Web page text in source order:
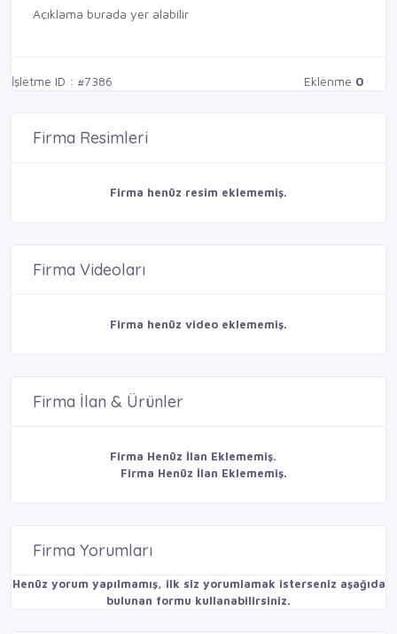
Açıklama burada yer alabilir
İşletme ID : #7386 Eklenme 0
Firma Resimleri
Firma henüz resim eklememiş.
Firma Videoları
Firma henüz video eklememiş.
Firma İlan & Ürünler
Firma Henüz İlan Eklememiş.
Firma Henüz İlan Eklememiş.
Firma Yorumları
Henüz yorum yapılmamış, ilk siz yorumlamak isterseniz aşağıda
bulunan formu kullanabilirsiniz.